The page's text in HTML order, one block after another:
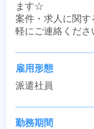
ます☆
案件・求人に関
軽にご連絡くださ
雇用形態
派遣社員
勤務期間